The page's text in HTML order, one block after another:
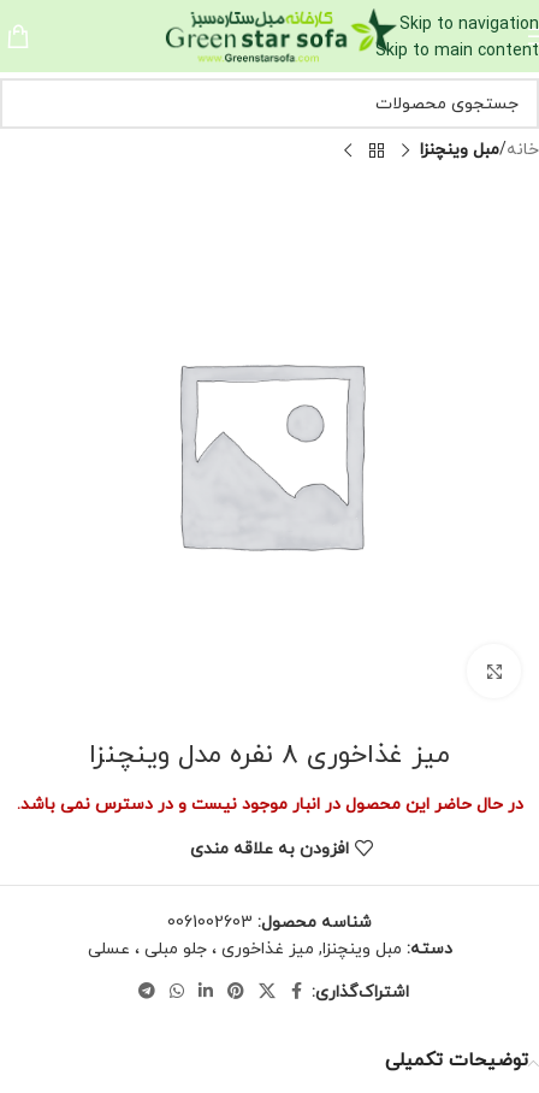
Skip to navigation
Skip to main content
خانه مبل وینچنزا
میز غذاخوری 8 نفره مدل وینچنزا
در حال حاضر این محصول در انبار موجود نیست و در دسترس نمی باشد.
افزودن به علاقه مندی
شناسه محصول: 0061002603
دسته: مبل وینچنزا, میز غذاخوری ، جلو مبلی ، عسلی
اشتراک‌گذاری:
توضیحات تکمیلی